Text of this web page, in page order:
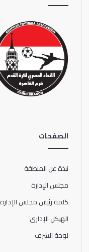
الصفحات
نبذة عن المنطقة
مجلس الإدارة
كلمة رئيس مجلس الإدارة
الهيكل الإدارى
لوحة الشرف